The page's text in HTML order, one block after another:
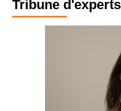
Tribune d'experts